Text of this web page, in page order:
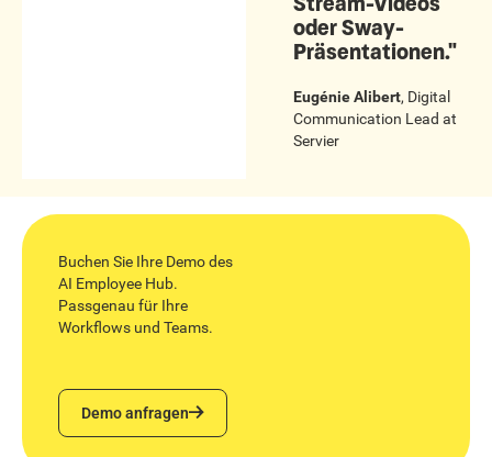
oder Sway-
Präsentationen."
Eugénie Alibert, Digital
Communication Lead at
Servier
Buchen Sie Ihre Demo des
AI Employee Hub.
Passgenau für Ihre
Workflows und Teams.
Demo anfragen
Demo anfragen